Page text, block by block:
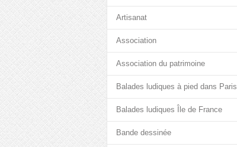
Artisanat
Association
Association du patrimoine
Balades ludiques à pied dans Paris
Balades ludiques Île de France
Bande dessinée